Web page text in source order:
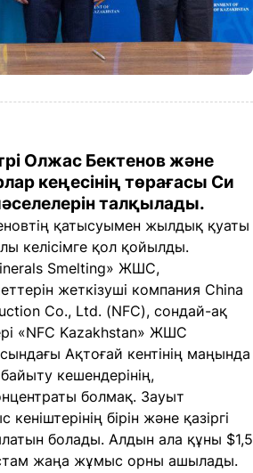
Олжас Бектенов және
кеңесінің төрағасы Си
талқылады.
қатысуымен жылдық қуаты
келісімге қол қойылды.
Smelting» ЖШС,
жеткізуші компания China
Co., Ltd. (NFC), сондай-ақ
«NFC Kazakhstan» ЖШС
Ақтоғай кентінің маңында
кешендерінің,
болмақ. Зауыт
бірін және қазіргі
болады. Алдын ала құны $1,5
жаңа жұмыс орны ашылады.